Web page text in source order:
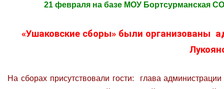
21 февраля на базе МОУ Бортсурманская
«Ушаковские сборы» были организованы
На сборах присутствовали гости: глава